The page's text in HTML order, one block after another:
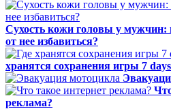
Сухость кожи головы у мужчин:
от нее избавиться?
хранятся сохранения игры 7
реклама?